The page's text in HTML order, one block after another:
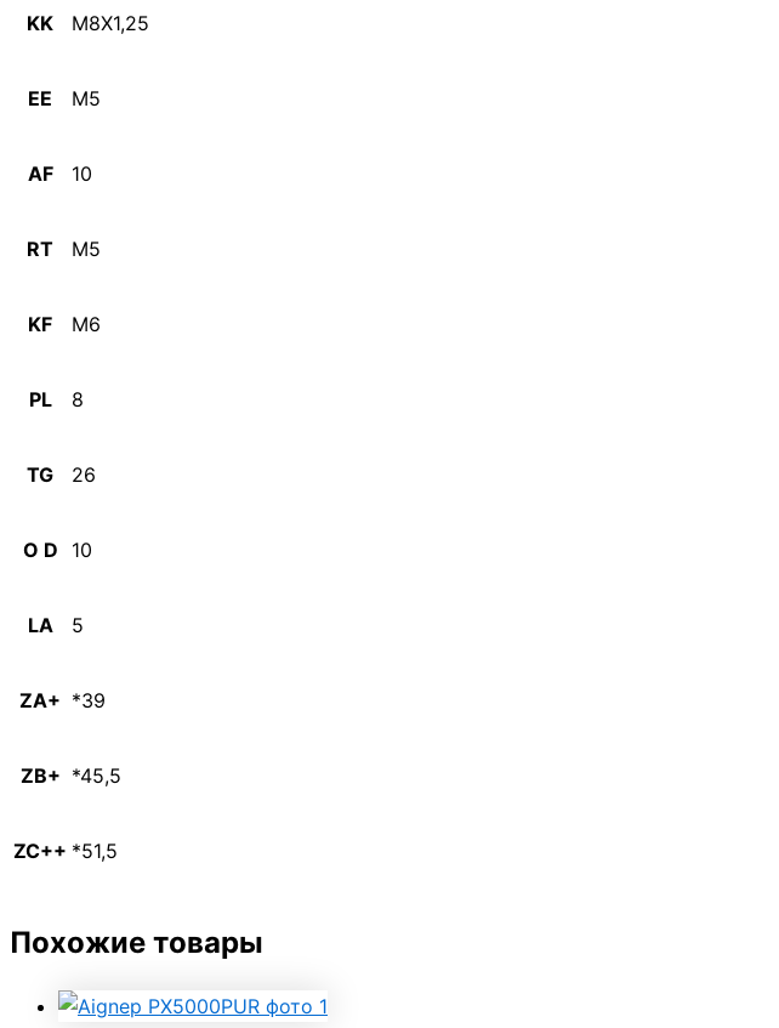
KK M8X1,25
EE M5
AF 10
RT M5
KF M6
PL 8
TG 26
O D 10
LA 5
ZA+ *39
ZB+ *45,5
ZC++ *51,5
Похожие товары